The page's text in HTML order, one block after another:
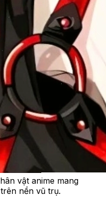
vật anime mang
nền vũ trụ.